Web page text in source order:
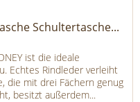
Schultertasche...
ist die ideale
Echtes Rindleder verleiht
die mit drei Fächern genug
besitzt außerdem...